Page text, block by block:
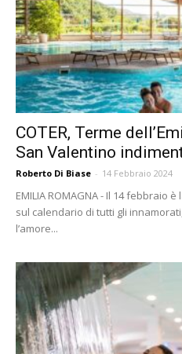
COTER, Terme
San Valentino
Roberto Di Biase - 14 Febbraio 2024
EMILIA ROMAGNA - Il 14 febbraio
sul calendario di tutti gli
l’amore...